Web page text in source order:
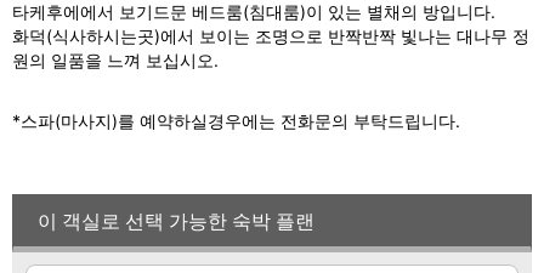
o
u
타케후에에서 보기드문 베드룸(침대룸)이 있는 별채의 방입니다.
화덕(식사하시는곳)에서 보이는 조명으로 반짝반짝 빛나는 대나무 정
원의 일품을 느껴 보십시오.
*스파(마사지)를 예약하실경우에는 전화문의 부탁드립니다.
이 객실로 선택 가능한 숙박 플랜